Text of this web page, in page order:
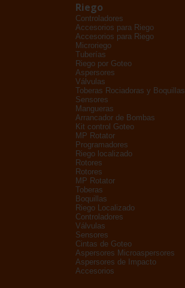
Riego
Controladores
Accesorios para Riego
Accesorios para Riego
Microriego
Tuberías
Riego por Goteo
Aspersores
Válvulas
Toberas Rociadoras y Boquillas
Sensores
Mangueras
Arrancador de Bombas
Kit control Goteo
MP Rotator
Programadores
Riego localizado
Rotores
Rotores
MP Rotator
Toberas
Boquillas
Riego Localizado
Controladores
Válvulas
Sensores
Cintas de Goteo
Aspersores Microaspersores
Aspersores de Impacto
Accesorios